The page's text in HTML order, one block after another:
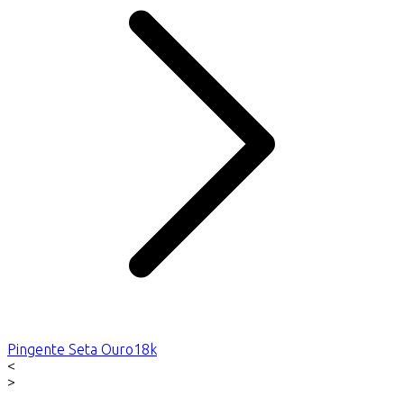
Pingente Seta Ouro18k
<
>